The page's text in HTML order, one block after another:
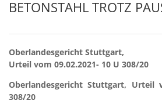
BETONSTAHL TROTZ
Oberlandesgericht Stuttgart,
Urteil vom 09.02.2021- 10 U 308/20
Oberlandesgericht Stuttgart, Urteil
308/20